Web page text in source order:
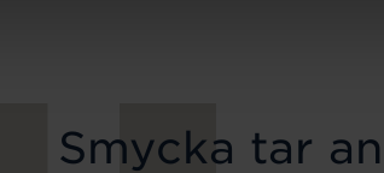
Smycka tar